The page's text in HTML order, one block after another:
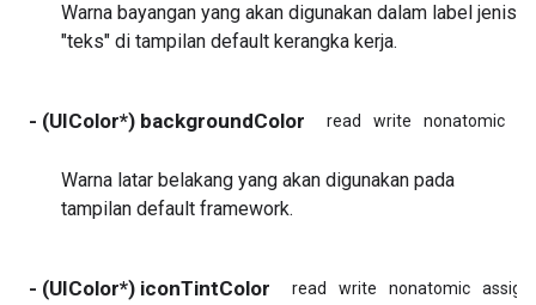
Warna bayangan yang akan digunakan dalam label jenis
"teks" di tampilan default kerangka kerja.
- (UIColor*) backgroundColor read write nonatomic
Warna latar belakang yang akan digunakan pada
tampilan default framework.
- (UIColor*) iconTintColor read write nonatomic assign